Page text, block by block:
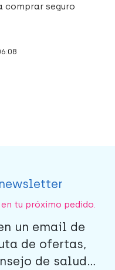
comprar seguro
en tu próximo pedido.
un email de
de ofertas,
de salud...